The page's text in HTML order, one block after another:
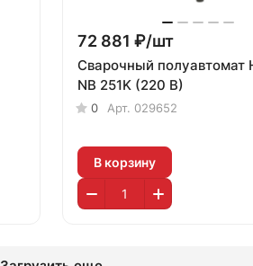
72 881 ₽/шт
Сварочный полуавтомат
NB 251K (220 В)
0 Арт. 029652
В корзину